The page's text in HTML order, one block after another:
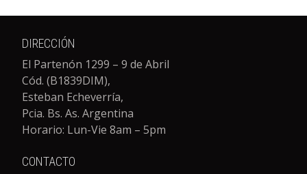
DIRECCIÓN
El Partenón 1299 – 9 de Abril
Cód. (B1839DIM),
Esteban Echeverría,
Pcia. Bs. As. Argentina
Horario: Lun-Vie 8am – 5pm
CONTACTO